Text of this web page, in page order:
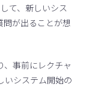
て、新しいシス
問が出ることが想
、事前にレクチャ
いシステム開始の